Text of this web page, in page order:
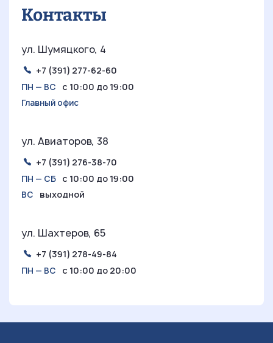
Контакты
ул. Шумяцкого, 4
+7 (391) 277-62-60
ПН — ВС с 10:00 до 19:00
Главный офис
ул. Авиаторов, 38
+7 (391) 276-38-70
ПН — СБ с 10:00 до 19:00
ВС выходной
ул. Шахтеров, 65
+7 (391) 278-49-84
ПН — ВС с 10:00 до 20:00